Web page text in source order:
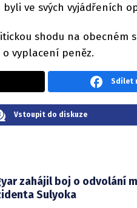
ve svých vyjádřeních
shodu na obecném
vyplacení peněz.
Sdílet
Vstoupit do diskuze
zahájil boj o odvolání
Sulyoka